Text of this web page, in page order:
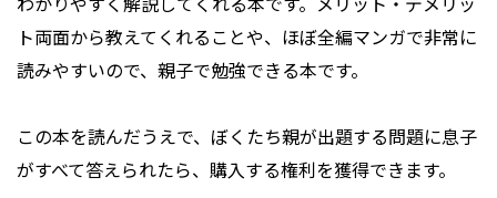
ト両面から教えてくれることや、ほぼ全編マンガで非常に
読みやすいので、親子で勉強できる本です。
この本を読んだうえで、ぼくたち親が出題する問題に息子
がすべて答えられたら、購入する権利を獲得できます。